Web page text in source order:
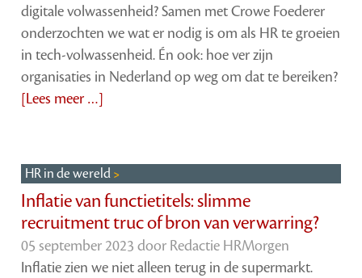
digitale volwassenheid? Samen met Crowe Foederer
onderzochten we wat er nodig is om als HR te groeien
in tech-volwassenheid. Én ook: hoe ver zijn
organisaties in Nederland op weg om dat te bereiken?
[Lees meer …]
HR in de wereld
Inflatie van functietitels: slimme
recruitment truc of bron van verwarring?
05 september 2023 door Redactie HRMorgen
Inflatie zien we niet alleen terug in de supermarkt.